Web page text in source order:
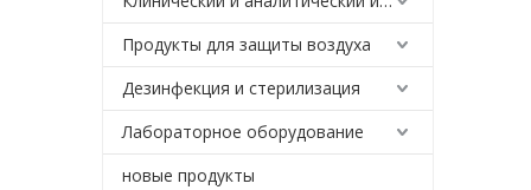
Продукты для защиты воздуха
Дезинфекция и стерилизация
Лабораторное оборудование
новые продукты